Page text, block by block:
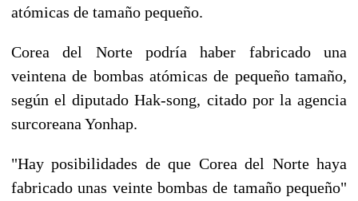
atómicas de tamaño pequeño.
Corea del Norte podría haber fabricado una
veintena de bombas atómicas de pequeño tamaño,
según el diputado Hak-song, citado por la agencia
surcoreana Yonhap.
"Hay posibilidades de que Corea del Norte haya
fabricado unas veinte bombas de tamaño pequeño"